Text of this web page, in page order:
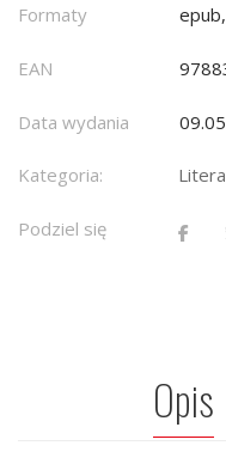
Formaty
EAN
Data wydania
Kategoria:
Podziel się
Opis